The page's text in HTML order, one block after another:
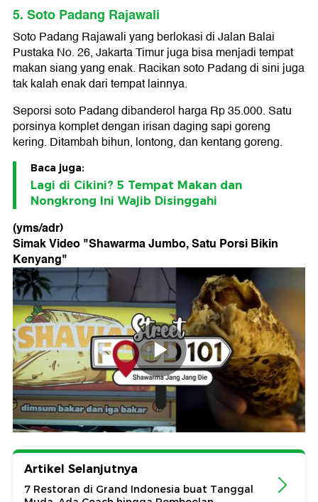
5. Soto Padang Rajawali
Soto Padang Rajawali yang berlokasi di Jalan Balai
Pustaka No. 26, Jakarta Timur juga bisa menjadi tempat
makan siang yang enak. Racikan soto Padang di sini juga
tak kalah enak dari tempat lainnya.
Seporsi soto Padang dibanderol harga Rp 35.000. Satu
porsinya komplet dengan irisan daging sapi goreng
kering. Ditambah bihun, lontong, dan kentang goreng.
Baca juga:
Lagi di Cikini? 5 Tempat Makan dan
Nongkrong Ini Wajib Disinggahi
(yms/adr)
Simak Video "Shawarma Jumbo, Satu Porsi Bikin
Kenyang"
Artikel Selanjutnya
7 Restoran di Grand Indonesia buat Tanggal